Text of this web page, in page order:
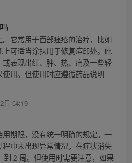
它常用于面部痤疮的治疗，比如
可适当涂抹用于修复痘印处。此
表现出红、肿、热、痛及一些轻
用。但使用时应遵循药品说明
日 04:19
期限，没有统一明确的规定。一
中未出现异常情况，在症状消失
到 2 周。但使用时需要注意，如果